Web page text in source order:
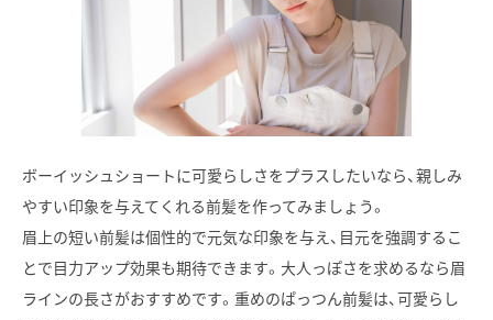
ボーイッシュショートに可愛らしさをプラスしたいなら、親しみ
やすい印象を与えてくれる前髪を作ってみましょう。
眉上の短い前髪は個性的で元気な印象を与え、目元を強調するこ
とで目力アップ効果も期待できます。大人っぽさを求めるなら眉
ラインの長さがおすすめです。重めのぱっつん前髪は、可愛らし